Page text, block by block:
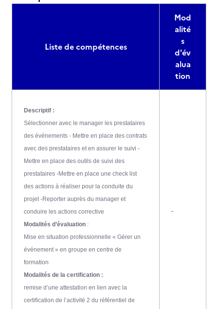
Liste de compétences
Mod
alité
s
d'év
alua
tion
Descriptif :
Sélectionner avec le manager les prestataires
des événements - Mettre en place des contrats
avec des prestataires et en assurer le suivi -
Mettre en place des outils de suivi des
prestataires -Mettre en place une check list
des actions à réaliser pour la conduite du
projet -Reporter auprès du manager et
conduire les actions corrective
Modalités d’évaluation :
Mise en situation professionnelle « Gérer un
événement » en groupe en centre de
formation
Modalités de la certification :
remise d’une attestation en lien avec la
certification de l’activité 2 du référentiel de
-